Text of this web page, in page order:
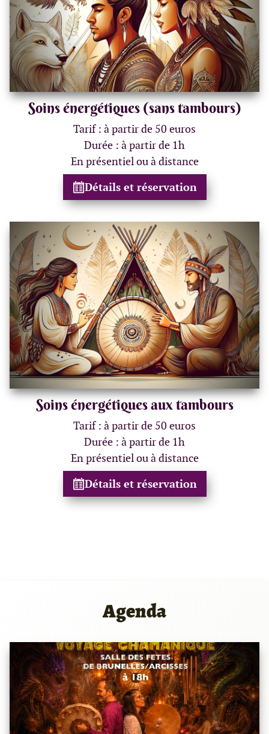
Soins énergétiques (sans tambours)
Tarif : à partir de 50 euros
Durée : à partir de 1h
En présentiel ou à distance
Détails et réservation
Soins énergétiques aux tambours
Tarif : à partir de 50 euros
Durée : à partir de 1h
En présentiel ou à distance
Détails et réservation
Agenda